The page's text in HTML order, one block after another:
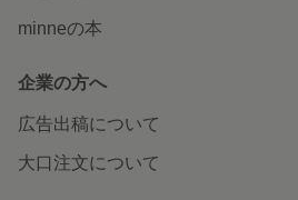
minneの本
企業の方へ
広告出稿について
大口注文について